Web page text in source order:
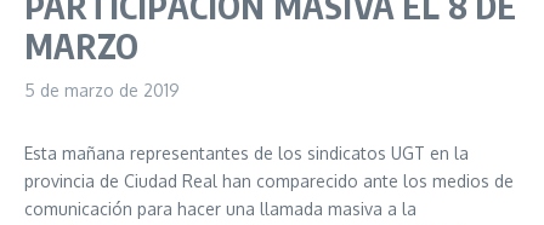
MARZO
5 de marzo de 2019
Esta mañana representantes de los sindicatos UGT en la
provincia de Ciudad Real han comparecido ante los medios de
comunicación para hacer una llamada masiva a la